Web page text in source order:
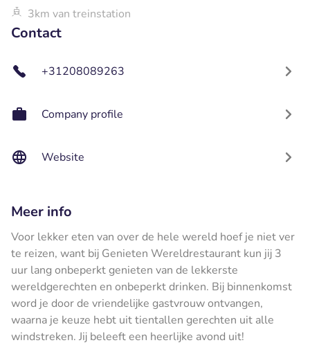
3km van treinstation
Contact
+31208089263
Company profile
Website
Meer info
Voor lekker eten van over de hele wereld hoef je niet ver
te reizen, want bij Genieten Wereldrestaurant kun jij 3
uur lang onbeperkt genieten van de lekkerste
wereldgerechten en onbeperkt drinken. Bij binnenkomst
word je door de vriendelijke gastvrouw ontvangen,
waarna je keuze hebt uit tientallen gerechten uit alle
windstreken. Jij beleeft een heerlijke avond uit!